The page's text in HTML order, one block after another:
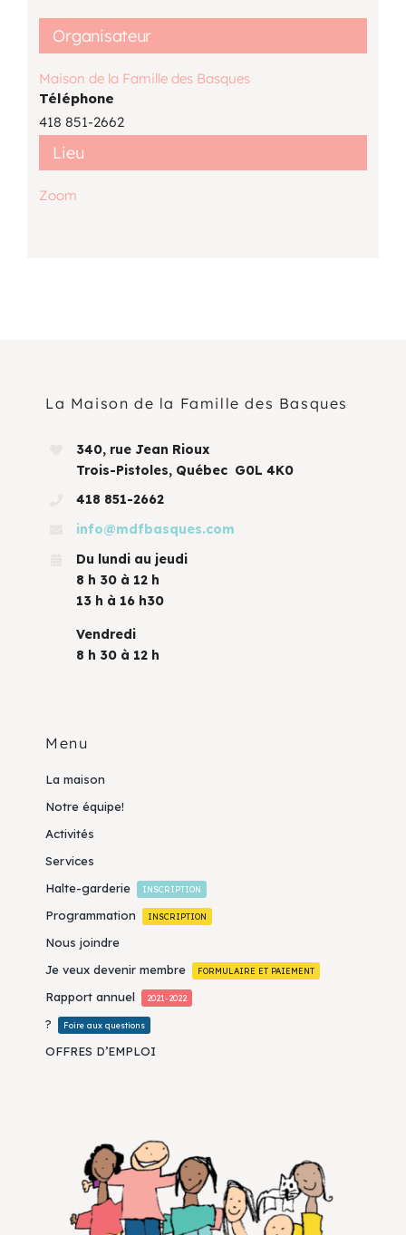
Lieu
Zoom
Organisateur
Maison de la Famille des Basques
Téléphone
418 851-2662
La Maison de la Famille des Basques
340, rue Jean Rioux
Trois-Pistoles, Québec G0L 4K0
418 851-2662
info@mdfbasques.com
Du lundi au jeudi
8 h 30 à 12 h
13 h à 16 h30
Vendredi
8 h 30 à 12 h
Menu
La maison
Notre équipe!
Activités
Services
Halte-garderie
INSCRIPTION
Programmation INSCRIPTION
Nous joindre
Je veux devenir membre
FORMULAIRE ET PAIEMENT
Rapport annuel 2021-2022
? Foire aux questions
OFFRES D’EMPLOI